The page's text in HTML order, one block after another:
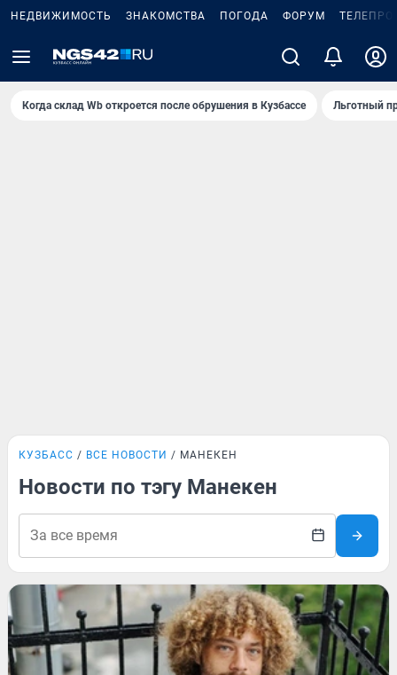
НЕДВИЖИМОСТЬ ЗНАКОМСТВА ПОГОДА ФОРУМ
Когда склад Wb откроется после обрушения в Кузбассе Льготный
КУЗБАСС ВСЕ НОВОСТИ МАНЕКЕН
Новости по тэгу Манекен